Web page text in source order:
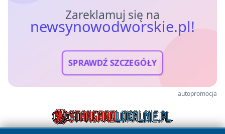
Zareklamuj się na
newsynowodworskie.pl!
SPRAWDŹ SZCZEGÓŁY
autopromocja